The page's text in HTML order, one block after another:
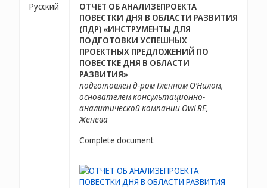
Русский
ОТЧЕТ ОБ АНАЛИЗЕПРОЕКТА
ПОВЕСТКИ ДНЯ В ОБЛАСТИ РАЗВИТИЯ
(ПДР) «ИНСТРУМЕНТЫ ДЛЯ
ПОДГОТОВКИ УСПЕШНЫХ
ПРОЕКТНЫХ ПРЕДЛОЖЕНИЙ ПО
ПОВЕСТКЕ ДНЯ В ОБЛАСТИ
РАЗВИТИЯ»
подготовлен д-ром Гленном О’Нилом,
основателем консультационно-
аналитической компании Owl RE,
Женева
Complete document